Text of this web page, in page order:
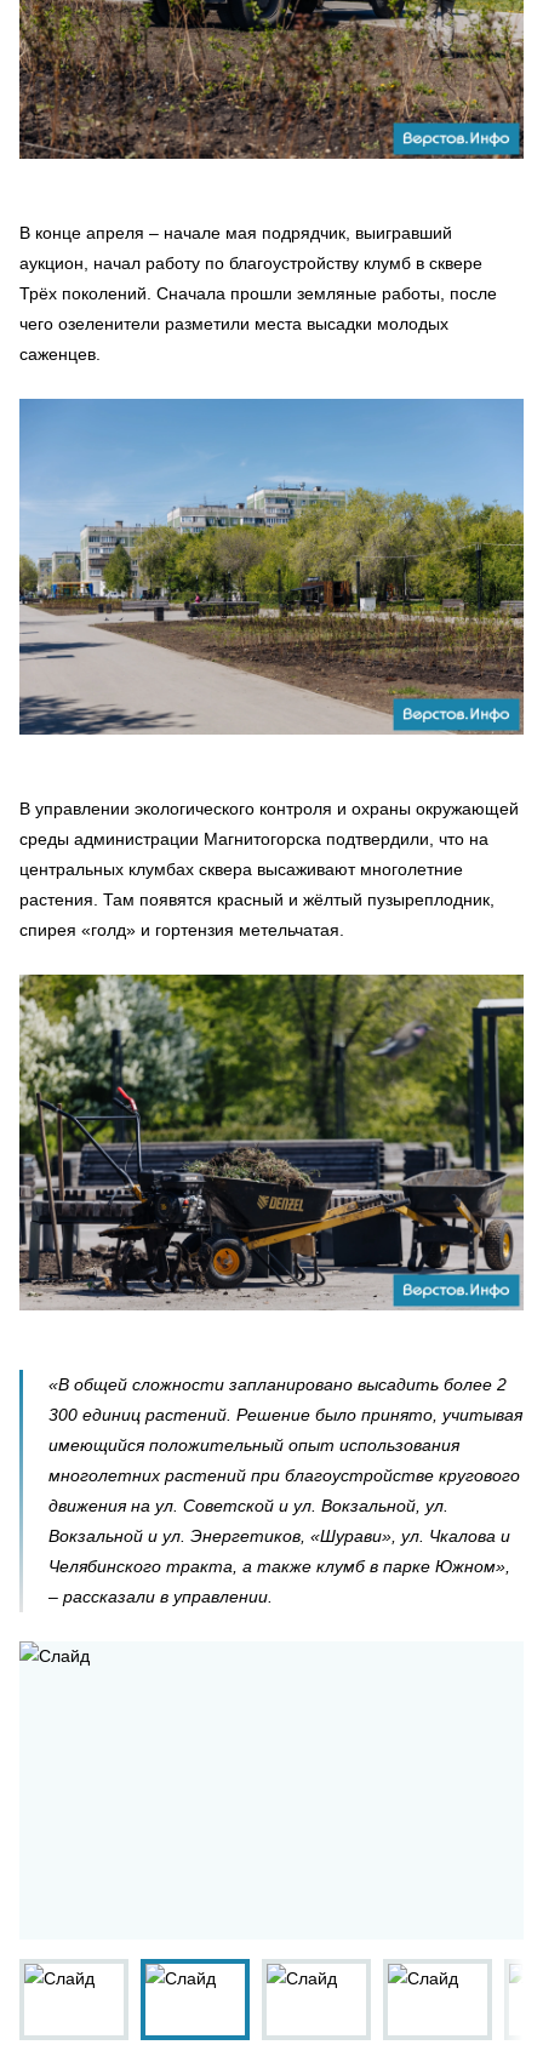
В конце апреля – начале мая подрядчик, выигравший
аукцион, начал работу по благоустройству клумб в сквере
Трёх поколений. Сначала прошли земляные работы, после
чего озеленители разметили места высадки молодых
саженцев.
В управлении экологического контроля и охраны окружающей
среды администрации Магнитогорска подтвердили, что на
центральных клумбах сквера высаживают многолетние
растения. Там появятся красный и жёлтый пузыреплодник,
спирея «голд» и гортензия метельчатая.
«В общей сложности запланировано высадить более 2
300 единиц растений. Решение было принято, учитывая
имеющийся положительный опыт использования
многолетних растений при благоустройстве кругового
движения на ул. Советской и ул. Вокзальной, ул.
Вокзальной и ул. Энергетиков, «Шурави», ул. Чкалова и
Челябинского тракта, а также клумб в парке Южном»,
– рассказали в управлении.